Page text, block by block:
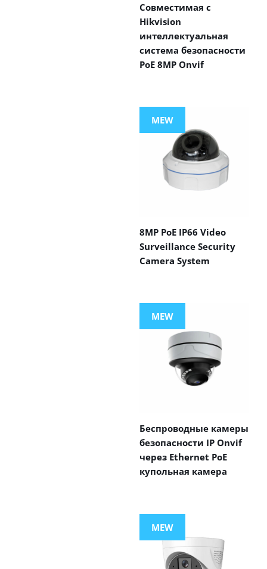
Совместимая с
Hikvision
интеллектуальная
система безопасности
PoE 8MP Onvif
MEW
8MP PoE IP66 Video
Surveillance Security
Camera System
MEW
Беспроводные камеры
безопасности IP Onvif
через Ethernet PoE
купольная камера
MEW